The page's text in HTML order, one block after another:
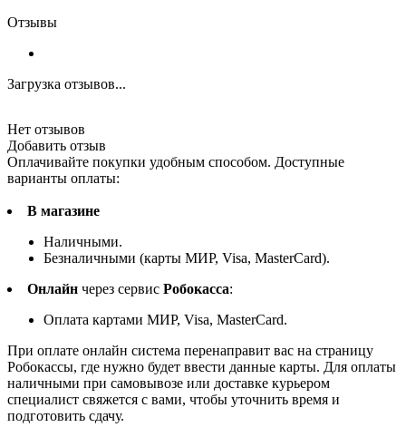
Отзывы
Загрузка отзывов...
Нет отзывов
Добавить отзыв
Оплачивайте покупки удобным способом. Доступные
варианты оплаты:
В магазине
Наличными.
Безналичными (карты МИР, Visa, MasterCard).
Онлайн через сервис Робокасса:
Оплата картами МИР, Visa, MasterCard.
При оплате онлайн система перенаправит вас на страницу
Робокассы, где нужно будет ввести данные карты. Для оплаты
наличными при самовывозе или доставке курьером
специалист свяжется с вами, чтобы уточнить время и
подготовить сдачу.